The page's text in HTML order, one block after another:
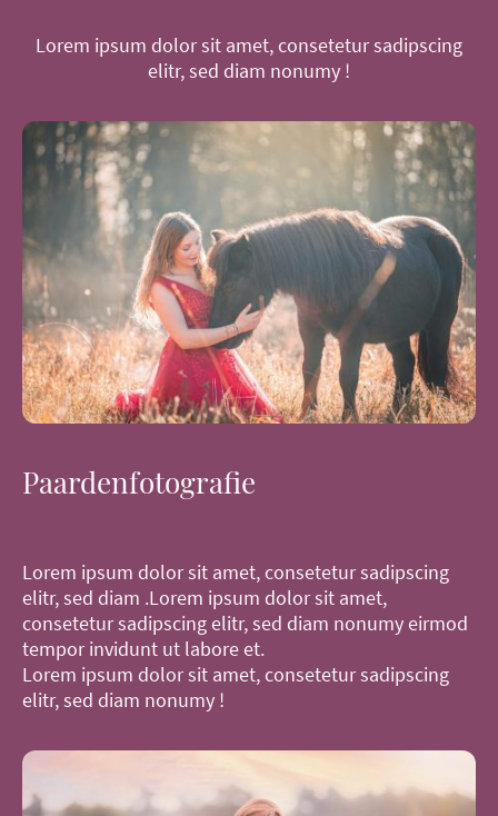
Lorem ipsum dolor sit amet, consetetur sadipscing
elitr, sed diam nonumy !
Paardenfotografie
Lorem ipsum dolor sit amet, consetetur sadipscing
elitr, sed diam .Lorem ipsum dolor sit amet,
consetetur sadipscing elitr, sed diam nonumy eirmod
tempor invidunt ut labore et.
Lorem ipsum dolor sit amet, consetetur sadipscing
elitr, sed diam nonumy !